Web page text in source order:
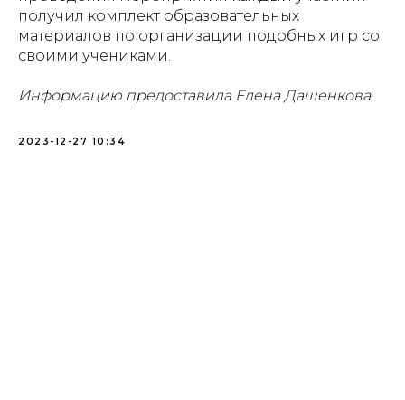
получил комплект образовательных
материалов по организации подобных игр со
своими учениками.
Информацию предоставила Елена Дашенкова
2023-12-27 10:34